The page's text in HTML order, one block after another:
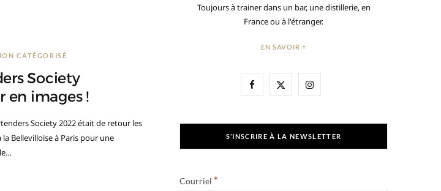
CATÉGORISÉ
Society
en images !
Society 2022 était de retour les
la Bellevilloise à Paris pour une
Toujours à trainer dans un bar, une distillerie, en
France ou à l'étranger.
EN SAVOIR +
F
e
X
w
I
t
S’INSCRIRE À LA NEWSLETTER
Courriel *